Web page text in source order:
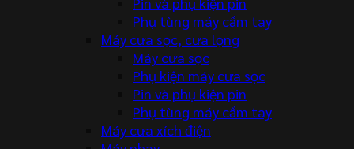
Phụ tùng máy cầm tay
Máy cưa sọc, cưa lọng
Máy cưa sọc
Phụ kiện máy cưa sọc
Pin và phụ kiện pin
Phụ tùng máy cầm tay
Máy cưa xích điện